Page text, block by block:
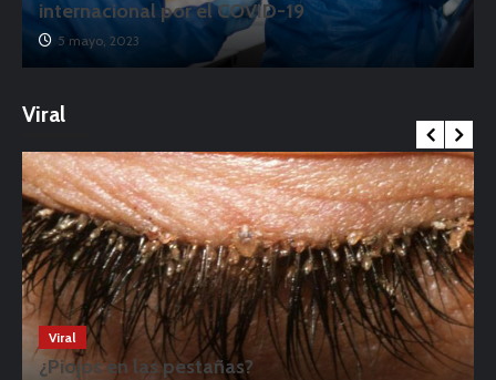
internacional por el COVID-19
5 mayo, 2023
Viral
Viral
¿Piojos en las pestañas?